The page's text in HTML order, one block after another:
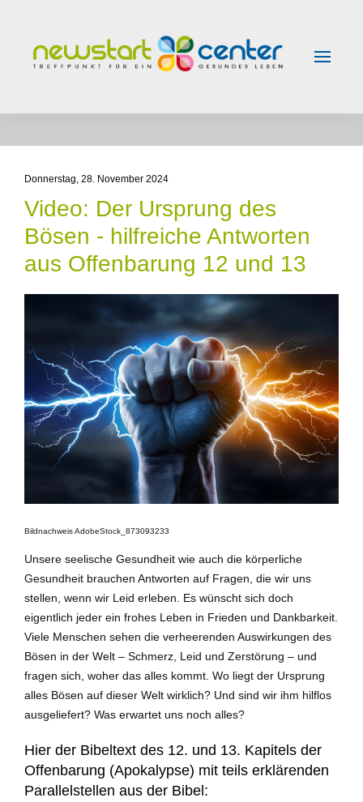
Skip to main content
Donnerstag, 28. November 2024
Video: Der Ursprung des
Bösen - hilfreiche Antworten
aus Offenbarung 12 und 13
Bildnachweis AdobeStock_873093233
Unsere seelische Gesundheit wie auch die körperliche
Gesundheit brauchen Antworten auf Fragen, die wir uns
stellen, wenn wir Leid erleben. Es wünscht sich doch
eigentlich jeder ein frohes Leben in Frieden und Dankbarkeit.
Viele Menschen sehen die verheerenden Auswirkungen des
Bösen in der Welt – Schmerz, Leid und Zerstörung – und
fragen sich, woher das alles kommt. Wo liegt der Ursprung
alles Bösen auf dieser Welt wirklich? Und sind wir ihm hilflos
ausgeliefert? Was erwartet uns noch alles?
Hier der Bibeltext des 12. und 13. Kapitels der
Offenbarung (Apokalypse) mit teils erklärenden
Parallelstellen aus der Bibel: